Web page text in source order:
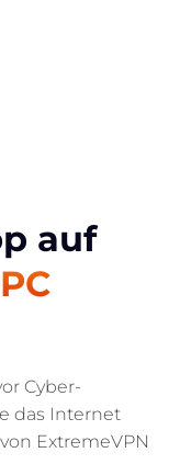
auf
Cyber-
das Internet
ExtremeVPN